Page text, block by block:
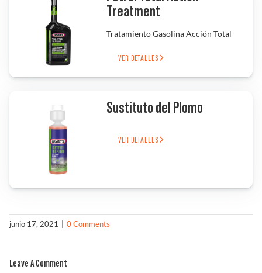
Encuentra un Distribuidor
Treatment
Tratamiento Gasolina Acción Total
VER DETALLES
Sustituto del Plomo
VER DETALLES
junio 17, 2021 0 Comments
Leave A Comment